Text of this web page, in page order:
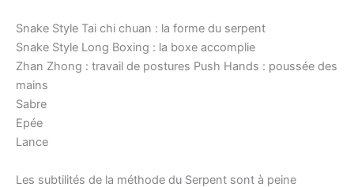
Snake Style Tai chi chuan : la forme du serpent
Snake Style Long Boxing : la boxe accomplie
Zhan Zhong : travail de postures Push Hands : poussée des
mains
Sabre
Epée
Lance
Les subtilités de la méthode du Serpent sont à peine